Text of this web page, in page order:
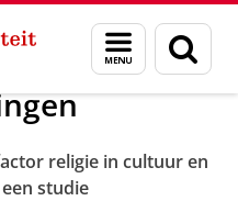
Menu
en
zoeken
religie in cultuur en
studie